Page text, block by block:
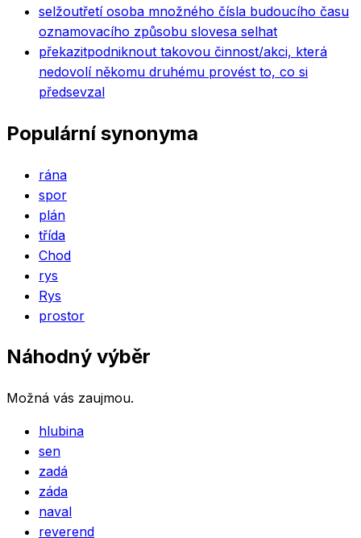
selžoutřetí osoba množného čísla budoucího času
oznamovacího způsobu slovesa selhat
překazitpodniknout takovou činnost/akci, která
nedovolí někomu druhému provést to, co si
předsevzal
Populární synonyma
rána
spor
plán
třída
Chod
rys
Rys
prostor
Náhodný výběr
Možná vás zaujmou.
hlubina
sen
zadá
záda
naval
reverend